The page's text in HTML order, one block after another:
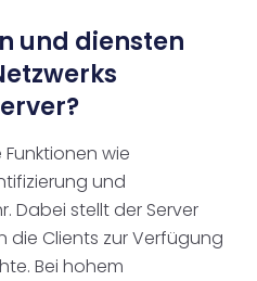
und diensten
wie
und
Dabei stellt der Server
die Clients zur Verfügung
Bei hohem